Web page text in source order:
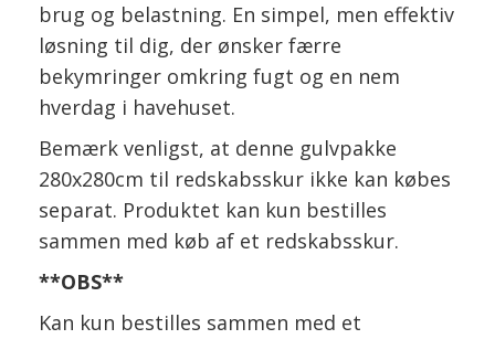
brug og belastning. En simpel, men effektiv
løsning til dig, der ønsker færre
bekymringer omkring fugt og en nem
hverdag i havehuset.
Bemærk venligst, at denne gulvpakke
280x280cm til redskabsskur ikke kan købes
separat. Produktet kan kun bestilles
sammen med køb af et redskabsskur.
**OBS**
Kan kun bestilles sammen med et